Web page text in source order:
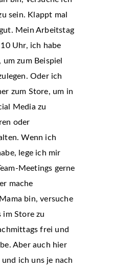
sein. Klappt mal
Mein Arbeitstag
Uhr, ich habe
zum Beispiel
Oder ich
zum Store, um in
Media zu
oder
Wenn ich
lege ich mir
Meetings gerne
mache
bin, versuche
im Store zu
frei und
Aber auch hier
ich uns je nach